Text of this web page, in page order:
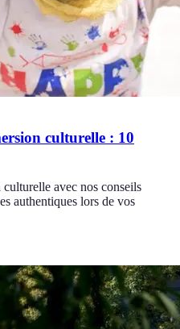
culturelle : 10
avec nos conseils
authentiques lors de vos